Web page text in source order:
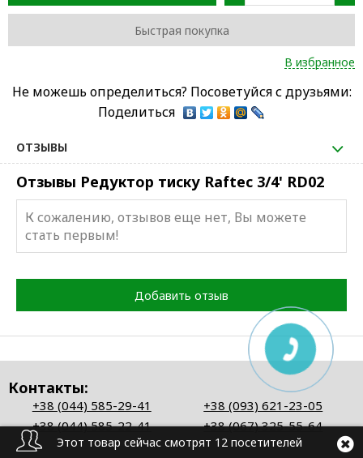
Быстрая покупка
В избранное
Не можешь определиться? Посоветуйся с друзьями:
Поделиться
ОТЗЫВЫ
Отзывы Редуктор тиску Raftec 3/4' RD02
К сожалению, отзывов еще нет, Вы можете
стать первым!
Добавить отзыв
Контакты:
+38 (044) 585-29-41
+38 (093) 621-23-05
+38 (044) 585-22-41
+38 (067) 325-55-64
Этот товар сейчас смотрят 12 посетителей